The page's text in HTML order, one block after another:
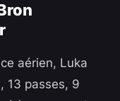
aérien, Luka
13 passes, 9